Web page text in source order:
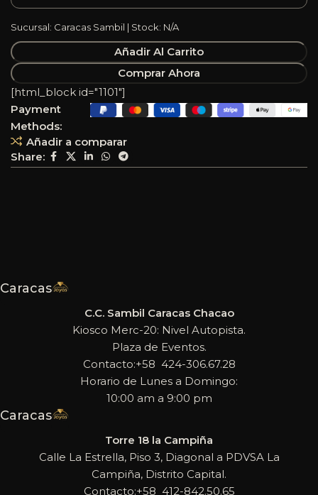
Sucursal: Caracas Sambil | Stock: N/A
Añadir Al Carrito
Comprar Ahora
Añadir a comparar
Share:
[html_block id="1101"]
Payment
Methods:
Caracas
C.C. Sambil Caracas Chacao
Kiosco Merc-20: Nivel Autopista.
Plaza de Eventos.
Contacto:+58 424-306.67.28
Horario de Lunes a Domingo:
10:00 am a 9:00 pm
Caracas
Torre 18 la Campiña
Calle La Estrella, Piso 3, Diagonal a PDVSA La
Campiña, Distrito Capital.
Contacto:+58 412-842.50.65